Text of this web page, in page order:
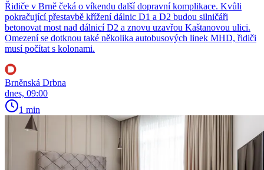
Řidiče v Brně čeká o víkendu další dopravní komplikace. Kvůli
pokračující přestavbě křížení dálnic D1 a D2 budou silničáři
betonovat most nad dálnicí D2 a znovu uzavřou Kaštanovou ulici.
Omezení se dotknou také několika autobusových linek MHD, řidiči
musí počítat s kolonami.
Brněnská Drbna
dnes, 09:00
1 min